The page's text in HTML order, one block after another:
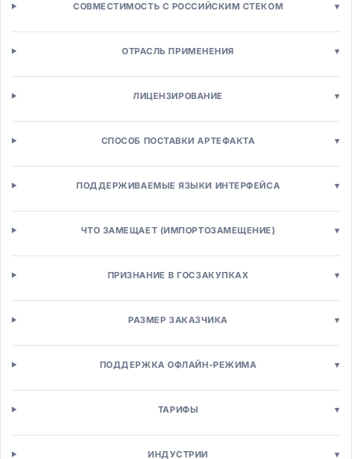
Контакт-центры
Управление кейсами
Торговля и e-commerce
Платформы интернет-магазинов
Интернет-магазины B2C
Headless Commerce
Управление торговлей
Управление заказами (OMS)
Кассы и POS
POS-системы для розницы
Управление персоналом
Кадровый учёт (HRM)
СОВМЕСТИМОСТЬ С РОССИЙСКИМ СТЕКОМ ▾
ОТРАСЛЬ ПРИМЕНЕНИЯ ▾
ЛИЦЕНЗИРОВАНИЕ ▾
СПОСОБ ПОСТАВКИ АРТЕФАКТА ▾
ПОДДЕРЖИВАЕМЫЕ ЯЗЫКИ ИНТЕРФЕЙСА ▾
ЧТО ЗАМЕЩАЕТ (ИМПОРТОЗАМЕЩЕНИЕ) ▾
ПРИЗНАНИЕ В ГОСЗАКУПКАХ ▾
РАЗМЕР ЗАКАЗЧИКА ▾
ПОДДЕРЖКА ОФЛАЙН-РЕЖИМА ▾
ТАРИФЫ ▾
ИНДУСТРИИ ▾